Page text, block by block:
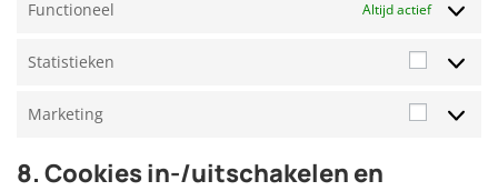
Functioneel Altijd actief
Statistieken
Marketing
8. Cookies in-/uitschakelen en